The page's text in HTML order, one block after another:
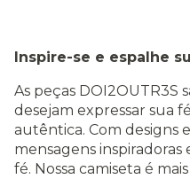
Inspire-se e espalhe
As peças DOI2OUTR3S
desejam expressar sua
autêntica. Com designs
mensagens inspiradoras
fé. Nossa camiseta é